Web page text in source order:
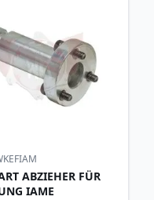
ABZIEHER FÜR
IAME